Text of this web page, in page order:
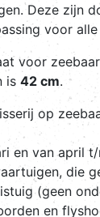
Deze zijn
voor alle
voor
is 42 cm.
op
en van april
die
(geen
en